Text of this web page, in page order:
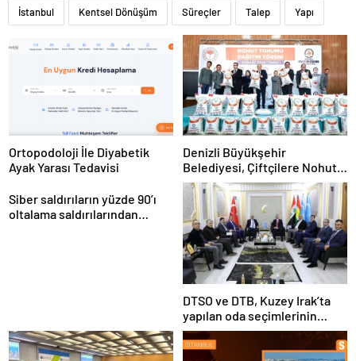
İstanbul Kentsel Dönüşüm Süreçler Talep Yapı
Ortopodoloji İle Diyabetik
Ayak Yarası Tedavisi
Denizli Büyükşehir
Belediyesi, Çiftçilere Nohut
Tohumu Desteği Veriyor
Siber saldırıların yüzde 90’ı
oltalama saldırılarından
DTSO ve DTB, Kuzey Irak’ta
yapılan oda seçimlerinin
ardından işbirliklerini
güçlendirmek için ziyaretler